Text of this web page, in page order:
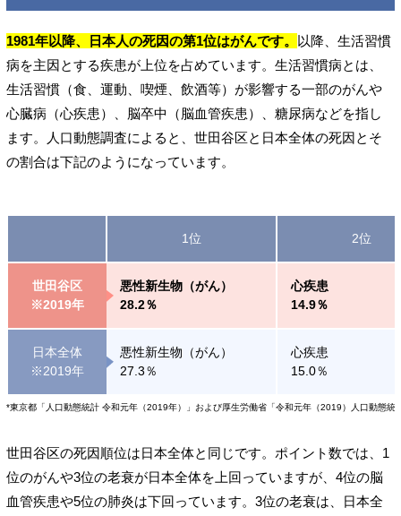
1981年以降、日本人の死因の第1位はがんです。
以降、生活習慣
病を主因とする疾患が上位を占めています。生活習慣病とは、
生活習慣（食、運動、喫煙、飲酒等）が影響する一部のがんや
心臓病（心疾患）、脳卒中（脳血管疾患）、糖尿病などを指し
ます。人口動態調査によると、世田谷区と日本全体の死因とそ
の割合は下記のようになっています。
1位 2位
世田谷区
※2019年
悪性新生物（がん）
28.2％
心疾患
14.9％
日本全体
※2019年
悪性新生物（がん）
27.3％
心疾患
15.0％
*東京都「人口動態統計 令和元年（2019年）」および厚生労働省「令和元年（2019）人口動態統
世田谷区の死因順位は日本全体と同じです。ポイント数では、1
位のがんや3位の老衰が日本全体を上回っていますが、4位の脳
血管疾患や5位の肺炎は下回っています。3位の老衰は、日本全